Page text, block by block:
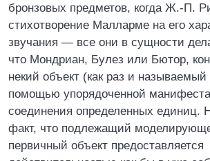
бронзовых предметов, когда Ж.-П.
стихотворение Малларме на его
звучания — все они в сущности
что Мондриан, Булез или Бютор,
некий объект (как раз и
помощью упорядоченной
соединения определенных единиц.
факт, что подлежащий
первичный объект предоставляется